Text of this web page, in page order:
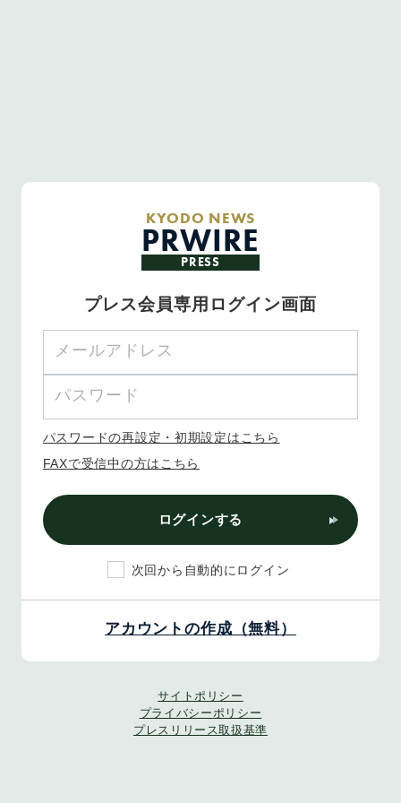
KYODO NEWS
PRWIRE
PRESS
プレス会員専用ログイン画面
パスワードの再設定・初期設定はこちら
FAXで受信中の方はこちら
ログインする
次回から自動的にログイン
アカウントの作成（無料）
サイトポリシー
プライバシーポリシー
プレスリリース取扱基準